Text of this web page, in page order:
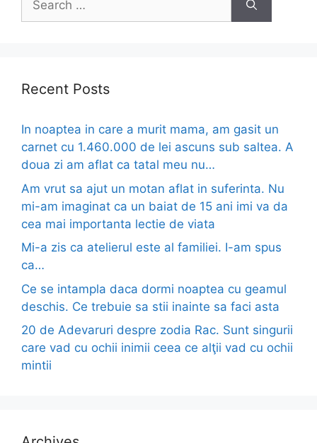
for:
Recent Posts
In noaptea in care a murit mama, am gasit un
carnet cu 1.460.000 de lei ascuns sub saltea. A
doua zi am aflat ca tatal meu nu…
Am vrut sa ajut un motan aflat in suferinta. Nu
mi-am imaginat ca un baiat de 15 ani imi va da
cea mai importanta lectie de viata
Mi-a zis ca atelierul este al familiei. I-am spus
ca…
Ce se intampla daca dormi noaptea cu geamul
deschis. Ce trebuie sa stii inainte sa faci asta
20 de Adevaruri despre zodia Rac. Sunt singurii
care vad cu ochii inimii ceea ce alţii vad cu ochii
mintii